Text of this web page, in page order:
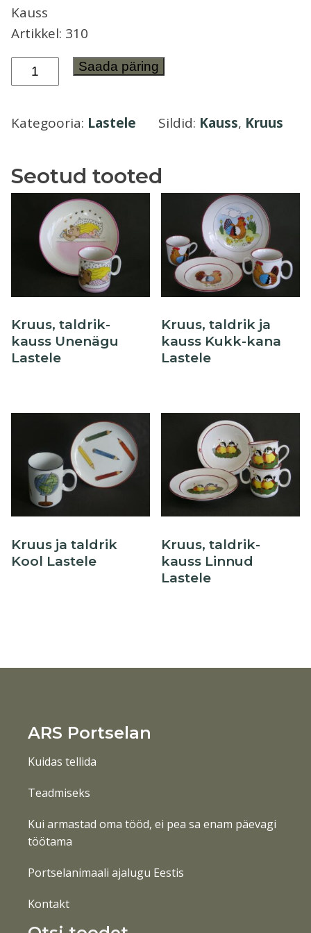
Õllekann
Kauss
Artikkel: 310
Kauss
ja
Tipp
Täpp
Lastele
kogus
Saada päring
Kategooria: Lastele Sildid: Kauss, Kruus
Seotud tooted
Kruus, taldrik-
kauss Unenägu
Lastele
Kruus, taldrik ja
kauss Kukk-kana
Lastele
varianti.
Valikuid
saab
tootelehel.
Kruus ja taldrik
Kool Lastele
Kruus, taldrik-
kauss Linnud
Lastele
ARS Portselan
Kuidas tellida
Teadmiseks
Kui armastad oma tööd, ei pea sa enam päevagi
töötama
Portselanimaali ajalugu Eestis
Kontakt